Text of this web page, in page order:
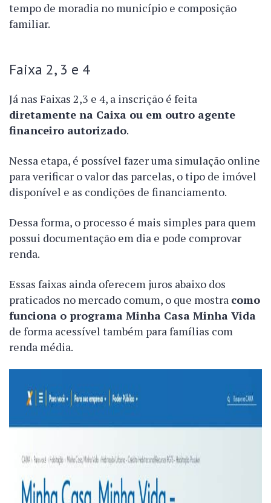
tempo de moradia no município e composição
familiar.
Faixa 2, 3 e 4
Já nas Faixas 2,3 e 4, a inscrição é feita
diretamente na Caixa ou em outro agente
financeiro autorizado.
Nessa etapa, é possível fazer uma simulação online
para verificar o valor das parcelas, o tipo de imóvel
disponível e as condições de financiamento.
Dessa forma, o processo é mais simples para quem
possui documentação em dia e pode comprovar
renda.
Essas faixas ainda oferecem juros abaixo dos
praticados no mercado comum, o que mostra como
funciona o programa Minha Casa Minha Vida
de forma acessível também para famílias com
renda média.